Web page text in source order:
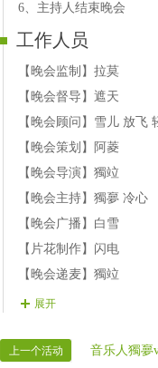
6、主持人结束晚会
工作人员
【晚会监制】拉莫
【晚会督导】遮天
【晚会顾问】雪儿 放飞
【晚会策划】阿菱
【晚会导演】獨竝
【晚会主持】獨夣 冷心
【晚会广播】白雪
【片花制作】闪电
【晚会递麦】獨竝
【晚会片花】神鹰 兵锋
【晚会录像】VV时报录
展开
上一个活动 音乐人獨夣